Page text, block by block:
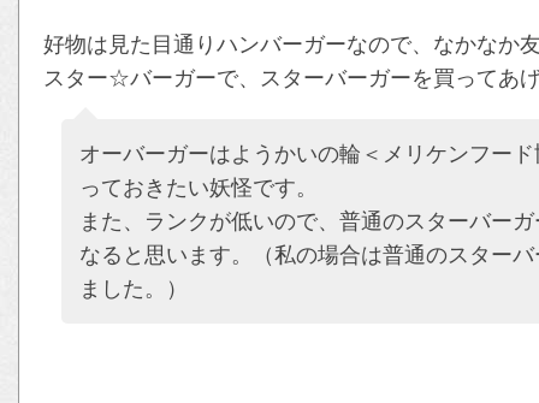
好物は見た目通りハンバーガーなので、なかなか
スター☆バーガーで、スターバーガーを買ってあ
オーバーガーはようかいの輪＜メリケンフー
っておきたい妖怪です。
また、ランクが低いので、普通のスターバー
なると思います。（私の場合は普通のスター
ました。）